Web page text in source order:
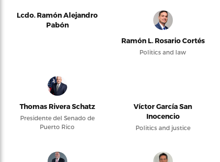
Lcdo. Ramón Alejandro
Pabón
Ramón L. Rosario Cortés
Politics and law
Thomas Rivera Schatz
Presidente del Senado de
Puerto Rico
Víctor García San
Inocencio
Politics and justice